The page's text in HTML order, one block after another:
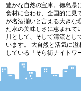
豊かな自然の宝庫。徳島県
食材に合わせ、全国的に見
が名酒揃いと言える大きな
た水の美味しさに恵まれて
川として、そして清流とし
います。 大自然と活気に
している「そら街ナイトワ